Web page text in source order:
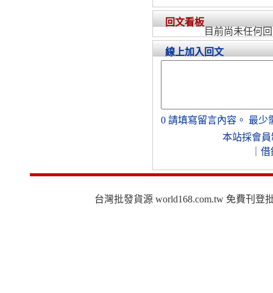
回文看板
目前尚未任何
線上加入回文
0 請填寫留言內容。 最少
本站採會員
借
台灣批發貨源 world168.com.tw 免費刊登